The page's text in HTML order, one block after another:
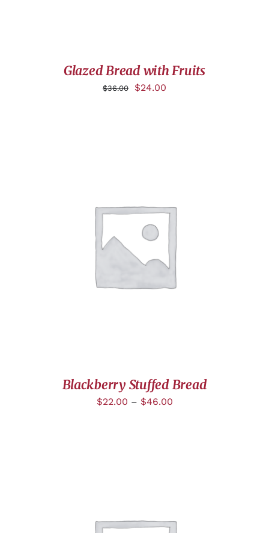
Glazed Bread with Fruits
$36.00 $24.00
DÉTAILS
Blackberry Stuffed Bread
$22.00 – $46.00